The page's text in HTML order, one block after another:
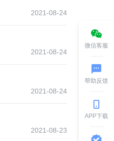
2021-08-24
2021-08-24
2021-08-24
2021-08-23
微信客服
帮助反馈
APP下载